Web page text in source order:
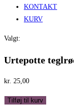
KONTAKT
KURV
Valgt:
Urtepotte
kr. 25,00
Urtepotte
Tilføj til kurv